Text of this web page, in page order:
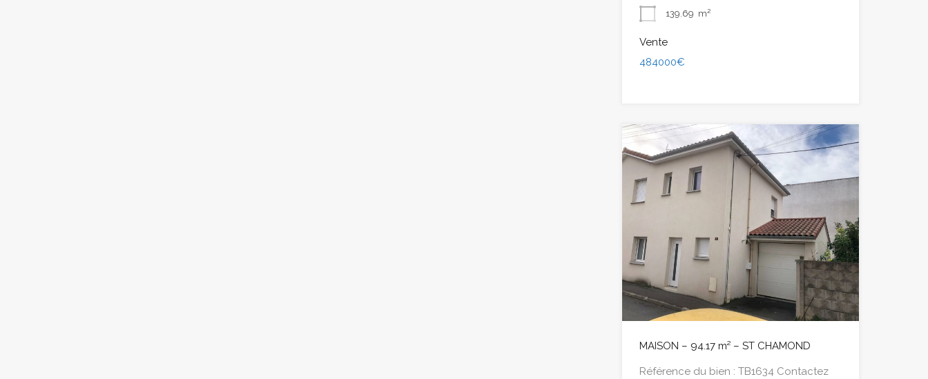
139.69 m²
Vente
484000€
MAISON – 94.17 m² – ST CHAMOND
Référence du bien : TB1634 Contactez